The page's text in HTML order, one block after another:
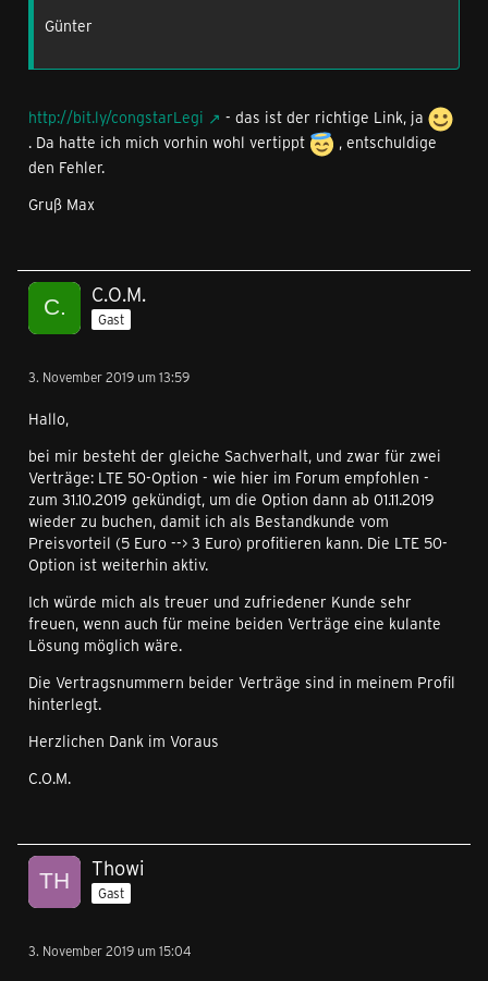
Günter
http://bit.ly/congstarLegi
- das ist der richtige Link, ja
. Da hatte ich mich vorhin wohl vertippt
, entschuldige
den Fehler.
Gruß Max
C.O.M.
Gast
3. November 2019 um 13:59
Hallo,
bei mir besteht der gleiche Sachverhalt, und zwar für zwei
Verträge: LTE 50-Option - wie hier im Forum empfohlen -
zum 31.10.2019 gekündigt, um die Option dann ab 01.11.2019
wieder zu buchen, damit ich als Bestandkunde vom
Preisvorteil (5 Euro --> 3 Euro) profitieren kann. Die LTE 50-
Option ist weiterhin aktiv.
Ich würde mich als treuer und zufriedener Kunde sehr
freuen, wenn auch für meine beiden Verträge eine kulante
Lösung möglich wäre.
Die Vertragsnummern beider Verträge sind in meinem Profil
hinterlegt.
Herzlichen Dank im Voraus
C.O.M.
Thowi
Gast
3. November 2019 um 15:04